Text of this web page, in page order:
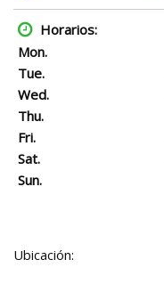
Horarios:
Mon.
Tue.
Wed.
Thu.
Fri.
Sat.
Sun.
Ubicación: